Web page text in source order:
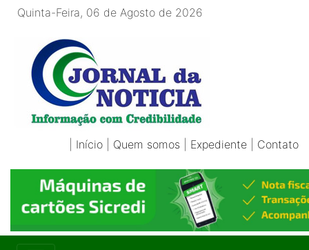
Quinta-Feira, 06 de Agosto de 2026
Início Quem somos Expediente Contato